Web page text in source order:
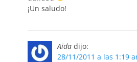
¡Un saludo!
Aida dijo:
28/11/2011 a las 1:19